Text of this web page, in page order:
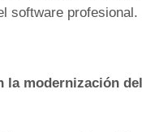
software
la modernización